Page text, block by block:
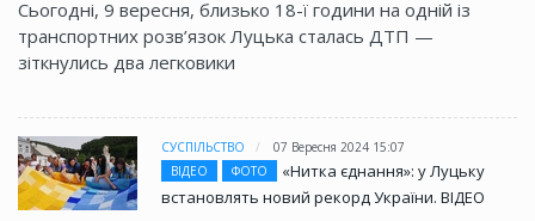
Сьогодні, 9 вересня, близько 18-ї години на одній із
транспортних розв’язок Луцька сталась ДТП —
зіткнулись два легковики
СУСПІЛЬСТВО
07 Вересня 2024 15:07
ВІДЕО
ФОТО
«Нитка єднання»: у Луцьку
встановлять новий рекорд України. ВІДЕО